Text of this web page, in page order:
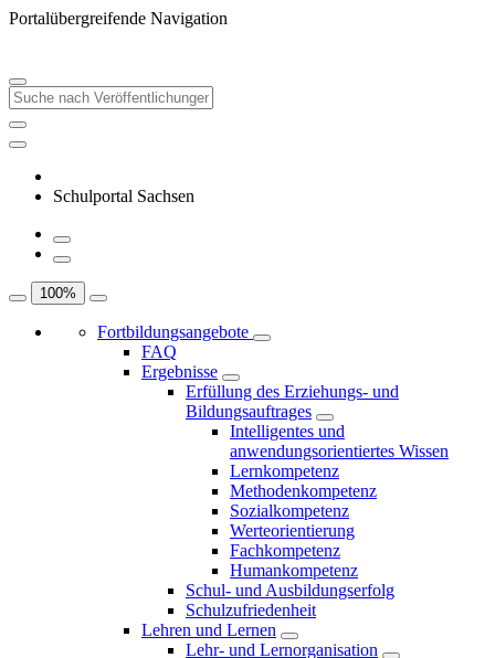
Portalübergreifende Navigation
Schulportal Sachsen
100%
Fortbildungsangebote
FAQ
Ergebnisse
Erfüllung des Erziehungs- und
Bildungsauftrages
Intelligentes und
anwendungsorientiertes Wissen
Lernkompetenz
Methodenkompetenz
Sozialkompetenz
Werteorientierung
Fachkompetenz
Humankompetenz
Schul- und Ausbildungserfolg
Schulzufriedenheit
Lehren und Lernen
Lehr- und Lernorganisation